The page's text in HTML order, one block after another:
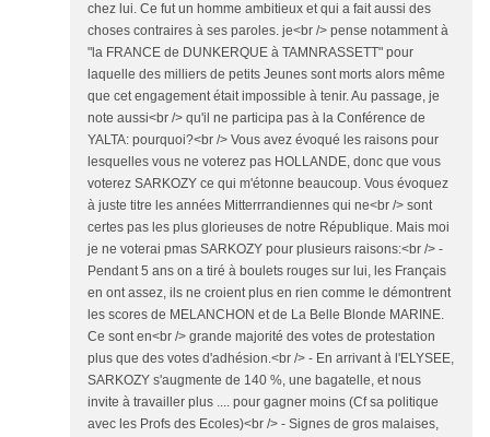
chez lui. Ce fut un homme ambitieux et qui a fait aussi des
choses contraires à ses paroles. je<br /> pense notamment à
"la FRANCE de DUNKERQUE à TAMNRASSETT" pour
laquelle des milliers de petits Jeunes sont morts alors même
que cet engagement était impossible à tenir. Au passage, je
note aussi<br /> qu'il ne participa pas à la Conférence de
YALTA: pourquoi?<br /> Vous avez évoqué les raisons pour
lesquelles vous ne voterez pas HOLLANDE, donc que vous
voterez SARKOZY ce qui m'étonne beaucoup. Vous évoquez
à juste titre les années Mitterrrandiennes qui ne<br /> sont
certes pas les plus glorieuses de notre République. Mais moi
je ne voterai pmas SARKOZY pour plusieurs raisons:<br /> -
Pendant 5 ans on a tiré à boulets rouges sur lui, les Français
en ont assez, ils ne croient plus en rien comme le démontrent
les scores de MELANCHON et de La Belle Blonde MARINE.
Ce sont en<br /> grande majorité des votes de protestation
plus que des votes d'adhésion.<br /> - En arrivant à l'ELYSEE,
SARKOZY s'augmente de 140 %, une bagatelle, et nous
invite à travailler plus .... pour gagner moins (Cf sa politique
avec les Profs des Ecoles)<br /> - Signes de gros malaises,